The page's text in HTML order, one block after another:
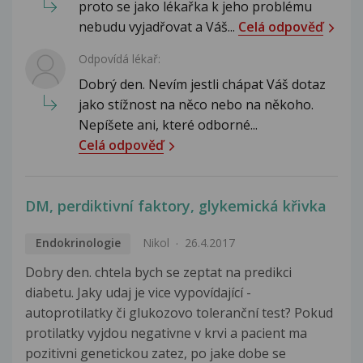
proto se jako lékařka k jeho problému
nebudu vyjadřovat a Váš... Celá odpověď
Odpovídá lékař:
Dobrý den. Nevím jestli chápat Váš dotaz
jako stížnost na něco nebo na někoho.
Nepíšete ani, které odborné...
Celá odpověď
DM, perdiktivní faktory, glykemická křivka
Endokrinologie Nikol 26.4.2017
Dobry den. chtela bych se zeptat na predikci
diabetu. Jaky udaj je vice vypovídající -
autoprotilatky či glukozovo toleranční test? Pokud
protilatky vyjdou negativne v krvi a pacient ma
pozitivni genetickou zatez, po jake dobe se